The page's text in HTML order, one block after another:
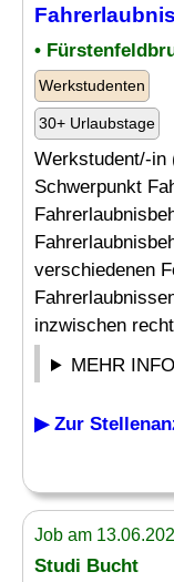
Fahrerlaubnis
•
Werkstudenten
30+ Urlaubstage
Werkstudent/-in
Schwerpunkt
verschiedenen
inzwischen
MEHR
▶ Zur
Job am
Studi Bucht